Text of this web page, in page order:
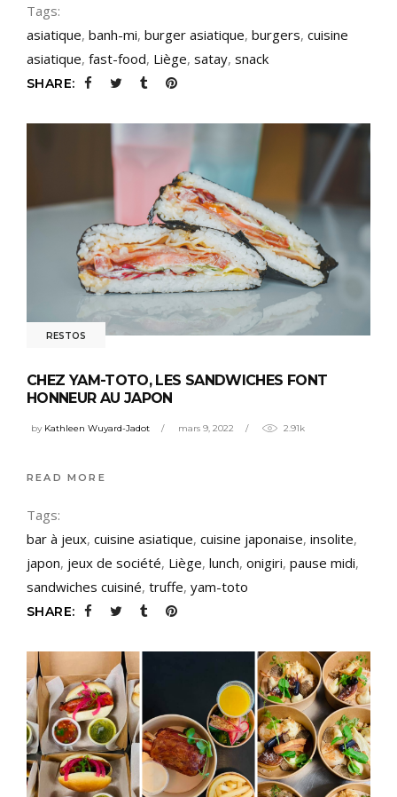
Tags:
asiatique, banh-mi, burger asiatique, burgers, cuisine
asiatique, fast-food, Liège, satay, snack
SHARE:
RESTOS
CHEZ YAM-TOTO, LES SANDWICHES FONT
HONNEUR AU JAPON
by Kathleen Wuyard-Jadot mars 9, 2022 2.91k
READ MORE
Tags:
bar à jeux, cuisine asiatique, cuisine japonaise, insolite,
japon, jeux de société, Liège, lunch, onigiri, pause midi,
sandwiches cuisiné, truffe, yam-toto
SHARE: